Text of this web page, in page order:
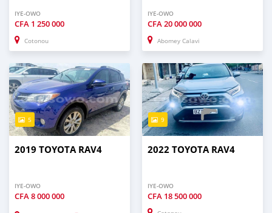
IYE-OWO
CFA 1 250 000
Cotonou
IYE-OWO
CFA20 000 000
Abomey Calavi
5
2019 TOYOTA RAV4
IYE-OWO
CFA8 000 000
9
2022 TOYOTA RAV4
IYE-OWO
CFA 18 500 000